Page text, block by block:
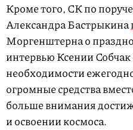
Кроме того, СК по
Александра Бастрыкина
Моргенштерна о
интервью Ксении
необходимости
огромные средства
больше внимания
и освоении космоса.